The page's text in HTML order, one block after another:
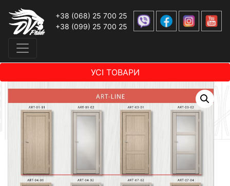
+38 (068) 25 700 25
+38 (099) 25 700 25
УСІ ТОВАРИ